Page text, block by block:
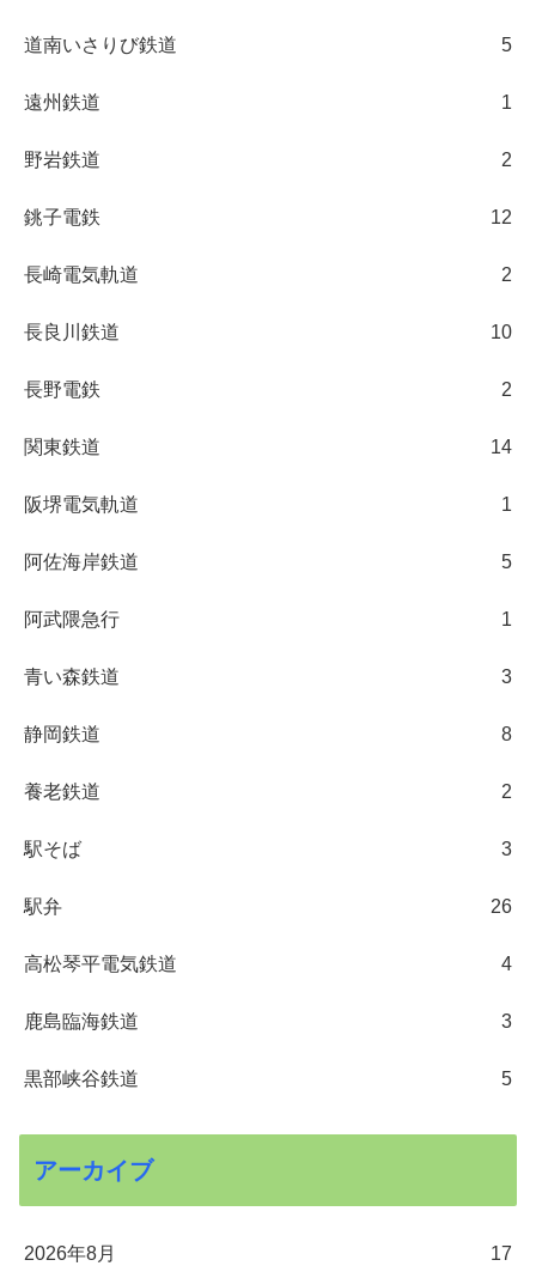
道南いさりび鉄道 5
遠州鉄道 1
野岩鉄道 2
銚子電鉄 12
長崎電気軌道 2
長良川鉄道 10
長野電鉄 2
関東鉄道 14
阪堺電気軌道 1
阿佐海岸鉄道 5
阿武隈急行 1
青い森鉄道 3
静岡鉄道 8
養老鉄道 2
駅そば 3
駅弁 26
高松琴平電気鉄道 4
鹿島臨海鉄道 3
黒部峡谷鉄道 5
アーカイブ
2026年8月 17